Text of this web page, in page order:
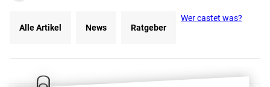
Alle Artikel News Ratgeber
Wer castet was?